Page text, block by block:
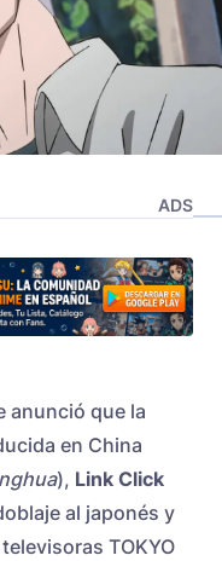
ADS
anunció que la
en China
), Link Click
al japonés y
TOKYO